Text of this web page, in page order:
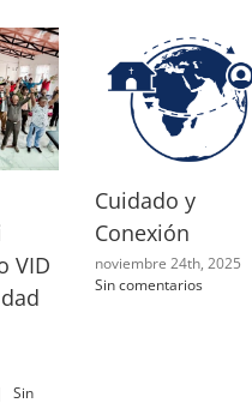
VID
Sin
Cuidado y
Conexión
noviembre 24th, 2025
Sin comentarios